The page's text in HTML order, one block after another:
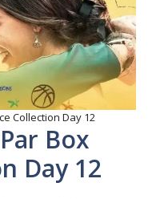
Collection Day 12
Box
Day 12